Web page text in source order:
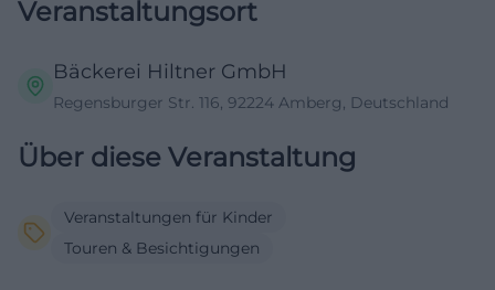
Veranstaltungsort
Bäckerei Hiltner GmbH
Regensburger Str. 116, 92224 Amberg, Deutschland
Über diese Veranstaltung
Veranstaltungen für Kinder
Touren & Besichtigungen